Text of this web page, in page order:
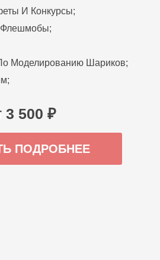
И Конкурсы;
Флешмобы;
Моделированию Шариков;
3 500 ₽
ПОДРОБНЕЕ